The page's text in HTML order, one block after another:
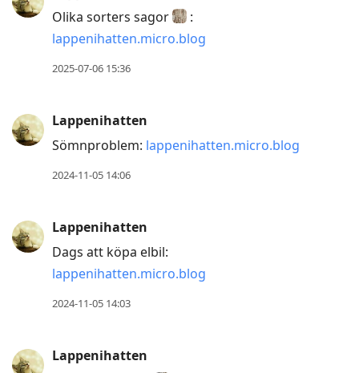
Olika sorters sagor
:
lappenihatten.micro.blog
2025-07-06 15:36
Lappenihatten
Sömnproblem: lappenihatten.micro.blog
2024-11-05 14:06
Lappenihatten
Dags att köpa elbil:
lappenihatten.micro.blog
2024-11-05 14:03
Lappenihatten